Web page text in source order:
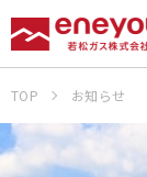
TOP お知らせ